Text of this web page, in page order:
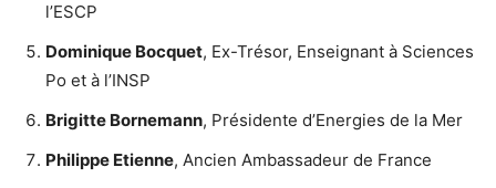
l’ESCP
Dominique Bocquet, Ex-Trésor, Enseignant à Sciences
Po et à l’INSP
Brigitte Bornemann, Présidente d’Energies de la Mer
Philippe Etienne, Ancien Ambassadeur de France